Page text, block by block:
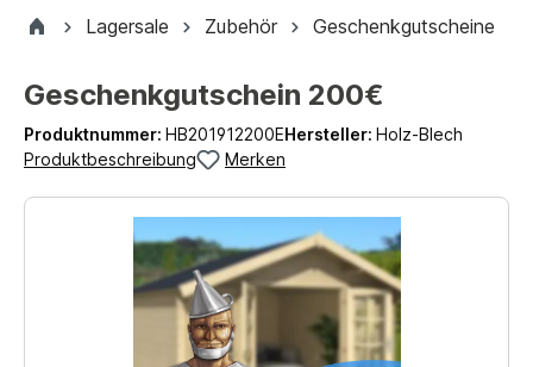
Lagersale Zubehör Geschenkgutscheine
Geschenkgutschein 200€
Produktnummer: HB201912200EHersteller: Holz-Blech
Produktbeschreibung
Merken